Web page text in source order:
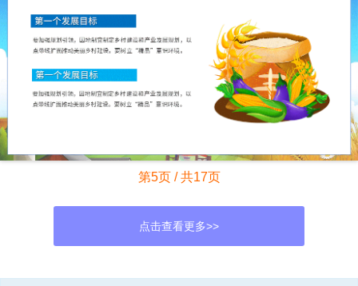
第5页 / 共17页
点击查看更多>>
资源描述